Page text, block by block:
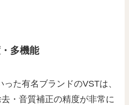
多機能
た有名ブランドのVSTは、
・音質補正の精度が非常に